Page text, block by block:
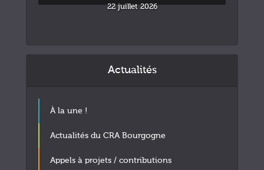
22 juillet 2026
Actualités
À la une !
Actualités du CRA Bourgogne
Appels à projets / contributions